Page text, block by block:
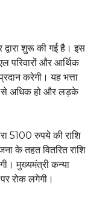
द्वारा शुरू की गई है। इस
परिवारों और आर्थिक
करेगी। यह भत्ता
से अधिक हो और लड़के
5100 रुपये की राशि
के तहत वितरित राशि
मुख्यमंत्री कन्या
रोक लगेगी।